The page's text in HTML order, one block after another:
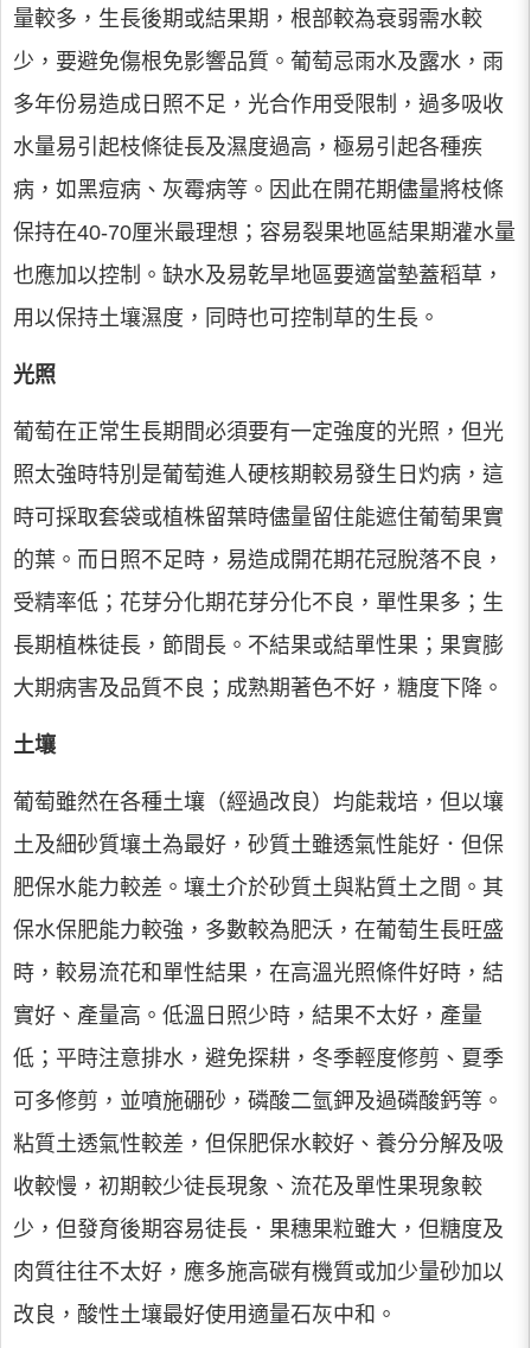
量較多，生長後期或結果期，根部較為衰弱需水較
少，要避免傷根免影響品質。葡萄忌雨水及露水，雨
多年份易造成日照不足，光合作用受限制，過多吸收
水量易引起枝條徒長及濕度過高，極易引起各種疾
病，如黑痘病、灰霉病等。因此在開花期儘量將枝條
保持在40-70厘米最理想；容易裂果地區結果期灌水量
也應加以控制。缺水及易乾旱地區要適當墊蓋稻草，
用以保持土壤濕度，同時也可控制草的生長。
光照
葡萄在正常生長期間必須要有一定強度的光照，但光
照太強時特別是葡萄進人硬核期較易發生日灼病，這
時可採取套袋或植株留葉時儘量留住能遮住葡萄果實
的葉。而日照不足時，易造成開花期花冠脫落不良，
受精率低；花芽分化期花芽分化不良，單性果多；生
長期植株徒長，節間長。不結果或結單性果；果實膨
大期病害及品質不良；成熟期著色不好，糖度下降。
土壤
葡萄雖然在各種土壤（經過改良）均能栽培，但以壤
土及細砂質壤土為最好，砂質土雖透氣性能好．但保
肥保水能力較差。壤土介於砂質土與粘質土之間。其
保水保肥能力較強，多數較為肥沃，在葡萄生長旺盛
時，較易流花和單性結果，在高溫光照條件好時，結
實好、產量高。低溫日照少時，結果不太好，產量
低；平時注意排水，避免探耕，冬季輕度修剪、夏季
可多修剪，並噴施硼砂，磷酸二氫鉀及過磷酸鈣等。
粘質土透氣性較差，但保肥保水較好、養分分解及吸
收較慢，初期較少徒長現象、流花及單性果現象較
少，但發育後期容易徒長．果穗果粒雖大，但糖度及
肉質往往不太好，應多施高碳有機質或加少量砂加以
改良，酸性土壤最好使用適量石灰中和。